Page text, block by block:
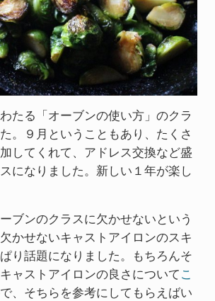
たる「オーブンの使い方」のクラ
。９月ということもあり、たくさ
してくれて、アドレス交換など盛
になりました。新しい１年が楽し
ブンのクラスに欠かせないという
かせないキャストアイロンのスキ
り話題になりました。もちろんそ
ャストアイロンの良さについて こ
、そちらを参考にしてもらえばい